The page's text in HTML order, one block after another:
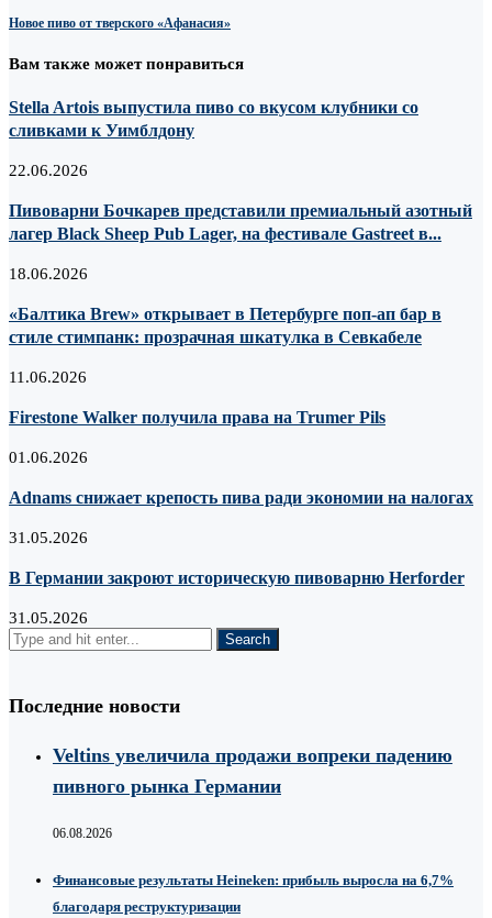
Новое пиво от тверского «Афанасия»
Вам также может понравиться
Stella Artois выпустила пиво со вкусом клубники со
сливками к Уимблдону
22.06.2026
Пивоварни Бочкарев представили премиальный азотный
лагер Black Sheep Pub Lager, на фестивале Gastreet в...
18.06.2026
«Балтика Brew» открывает в Петербурге поп-ап бар в
стиле стимпанк: прозрачная шкатулка в Севкабеле
11.06.2026
Firestone Walker получила права на Trumer Pils
01.06.2026
Adnams снижает крепость пива ради экономии на налогах
31.05.2026
В Германии закроют историческую пивоварню Herforder
31.05.2026
Последние новости
Veltins увеличила продажи вопреки падению
пивного рынка Германии
06.08.2026
Финансовые результаты Heineken: прибыль выросла на 6,7%
благодаря реструктуризации